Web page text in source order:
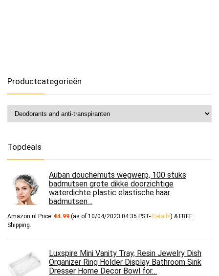
Productcategorieën
Topdeals
Auban douchemuts wegwerp, 100 stuks
badmutsen grote dikke doorzichtige
waterdichte plastic elastische haar
badmutsen…
Amazon.nl Price: €4.99 (as of 10/04/2023 04:35 PST- Details) & FREE
Shipping
Luxspire Mini Vanity Tray, Resin Jewelry Dish
Organizer Ring Holder Display Bathroom Sink
Dresser Home Decor Bowl for…